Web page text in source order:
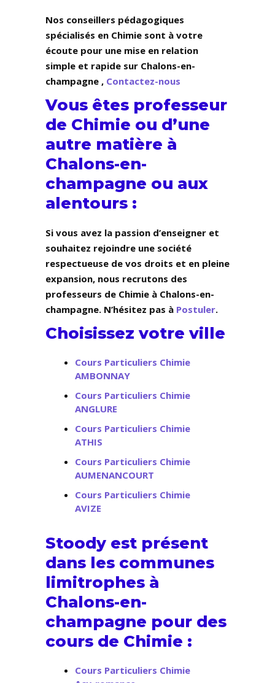
Nos conseillers pédagogiques
spécialisés en Chimie sont à votre
écoute pour une mise en relation
simple et rapide sur Chalons-en-
champagne , Contactez-nous
Vous êtes professeur
de Chimie ou d’une
autre matière à
Chalons-en-
champagne ou aux
alentours :
Si vous avez la passion d’enseigner et
souhaitez rejoindre une société
respectueuse de vos droits et en pleine
expansion, nous recrutons des
professeurs de Chimie à Chalons-en-
champagne. N’hésitez pas à Postuler.
Choisissez votre ville
Cours Particuliers Chimie
AMBONNAY
Cours Particuliers Chimie
ANGLURE
Cours Particuliers Chimie
ATHIS
Cours Particuliers Chimie
AUMENANCOURT
Cours Particuliers Chimie
AVIZE
Stoody est présent
dans les communes
limitrophes à
Chalons-en-
champagne pour des
cours de Chimie :
Cours Particuliers Chimie